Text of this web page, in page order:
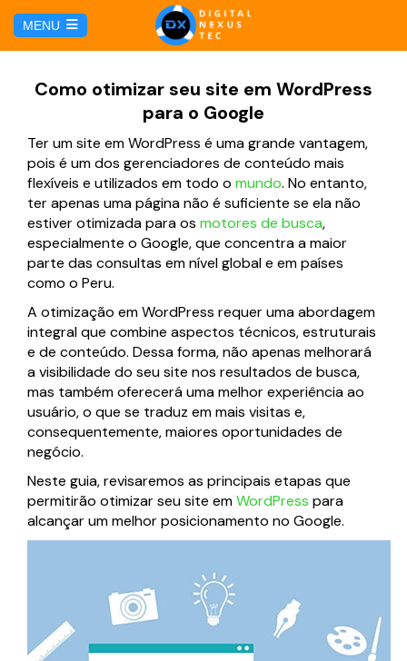
MENU
SERVICIOS
Hosting y Dominio
Gestión de Redes Sociales
Brand Book
Soluciones TI
Soporte Técnico
PÁGINAS
Página web para Agencias de Viaje
Página web para Hoteles
Página web para Restaurantes
Página web para Tiendas Virtuales
Página web para Empresas
MARKETING DIGITAL
Marketing por Facebook
Marketing por Google
BLOG
CONTÁCTANOS
Como otimizar seu site em WordPress
para o Google
Ter um site em WordPress é uma grande vantagem,
pois é um dos gerenciadores de conteúdo mais
flexíveis e utilizados em todo o mundo. No entanto,
ter apenas uma página não é suficiente se ela não
estiver otimizada para os motores de busca,
especialmente o Google, que concentra a maior
parte das consultas em nível global e em países
como o Peru.
A otimização em WordPress requer uma abordagem
integral que combine aspectos técnicos, estruturais
e de conteúdo. Dessa forma, não apenas melhorará
a visibilidade do seu site nos resultados de busca,
mas também oferecerá uma melhor experiência ao
usuário, o que se traduz em mais visitas e,
consequentemente, maiores oportunidades de
negócio.
Neste guia, revisaremos as principais etapas que
permitirão otimizar seu site emWordPress para
alcançar um melhor posicionamento no Google.